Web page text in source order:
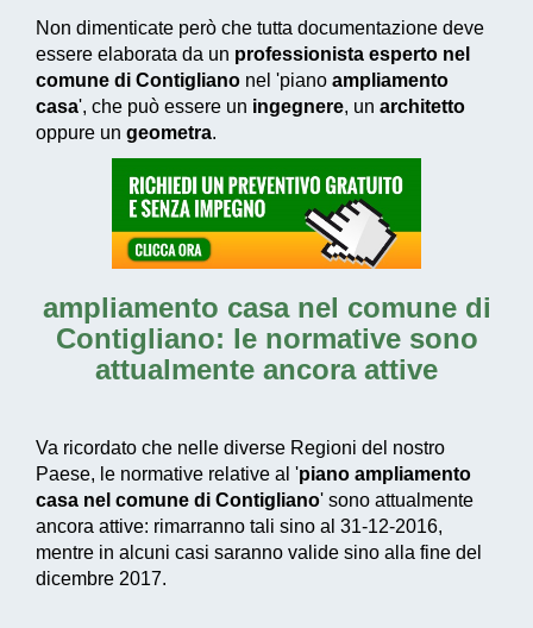
Non dimenticate però che tutta documentazione deve
essere elaborata da un professionista esperto nel
comune di Contigliano nel 'piano ampliamento
casa', che può essere un ingegnere, un architetto
oppure un geometra.
ampliamento casa nel comune di
Contigliano: le normative sono
attualmente ancora attive
Va ricordato che nelle diverse Regioni del nostro
Paese, le normative relative al 'piano ampliamento
casa nel comune di Contigliano' sono attualmente
ancora attive: rimarranno tali sino al 31-12-2016,
mentre in alcuni casi saranno valide sino alla fine del
dicembre 2017.